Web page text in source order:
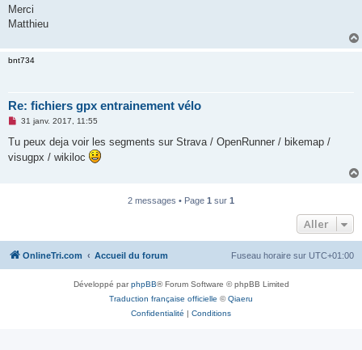
o
l
Merci
Matthieu
bnt734
Re: fichiers gpx entrainement vélo
M
s
a
31 janv. 2017, 11:55
Tu peux deja voir les segments sur Strava / OpenRunner / bikemap /
visugpx / wikiloc
2 messages • Page 1 sur 1
Aller
OnlineTri.com Accueil du forum Fuseau horaire sur UTC+01:00
Développé parphpBB® Forum Software © phpBB Limited
Traduction française officielle ©Qiaeru
Confidentialité | Conditions